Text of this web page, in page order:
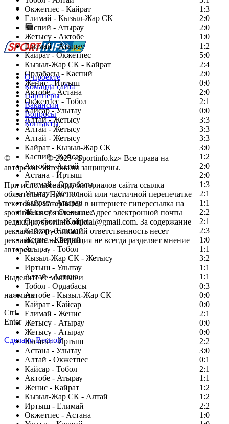
Окжетпес - Кайрат
1:3
Елимай - Кызыл-Жар СК
2:0
Каспий - Атырау
2:0
Жетысу - Актобе
1:0
Елимай - Атырау
1:2
Кайрат - Окжетпес
5:0
Кызыл-Жар СК - Кайрат
2:4
Ордабасы - Каспий
2:0
Женис - Иртыш
0:0
Актобе - Астана
2:0
Окжетпес - Тобол
2:1
Кайсар - Улытау
0:0
Алтай - Жетысу
3:3
Алтай - Жетысу
3:3
Алтай - Жетысу
3:3
Кайрат - Кызыл-Жар СК
3:0
Каспий - Кайсар
1:2
Актобе - Алтай
2:0
Астана - Иртыш
2:0
Елимай - Ордабасы
1:3
Улытау - Женис
2:1
Кайрат - Атырау
1:1
Жетысу - Окжетпес
2:2
Ордабасы - Кайрат
2:1
Кайсар - Елимай
2:3
Женис - Каспий
1:0
Атырау - Тобол
1:1
Кызыл-Жар СК - Жетысу
3:2
Иртыш - Улытау
1:1
Алтай - Астана
1:1
Тобол - Ордабасы
0:3
Актобе - Кызыл-Жар СК
0:0
Кайрат - Кайсар
0:0
Елимай - Женис
2:1
Жетысу - Атырау
0:0
Жетысу - Атырау
0:0
Каспий - Иртыш
2:2
Астана - Улытау
3:0
Алтай - Окжетпес
0:1
Кайсар - Тобол
2:1
Актобе - Атырау
1:1
Женис - Кайрат
1:2
Кызыл-Жар СК - Алтай
1:2
Иртыш - Елимай
2:2
Окжетпес - Астана
1:0
Есть идея?
Сообщить о мероприятии
Перейти на старый сайт
О проекте
Команда сайта
Партнеры
Вакансии
Вопросы
Контакты
© Copyright© 2025 «Sportinfo.kz» Все права на
авторские материалы защищены.
При использовании материалов сайта ссылка
обязательна. При полной или частичной перепечатке
текстовых материалов в интернете гиперссылка на
sportinfo.kz обязательна. Адрес электронной почты
редакции: sportinfo.official@gmail.com. За содержание
рекламных публикаций ответственность несет
рекламодатель. Редакция не всегда разделяет мнение
авторов.
Заметили ошибку в тексте?
Выделите ее мышью и
нажмите
Ctrl
Enter
Сделано Весной